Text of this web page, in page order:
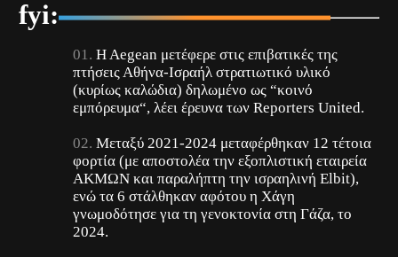
fyi:
H Aegean μετέφερε στις επιβατικές της
πτήσεις Αθήνα-Ισραήλ στρατιωτικό υλικό
(κυρίως καλώδια) δηλωμένο ως “κοινό
εμπόρευμα“, λέει έρευνα των Reporters United.
Μεταξύ 2021-2024 μεταφέρθηκαν 12 τέτοια
φορτία (με αποστολέα την εξοπλιστική εταιρεία
ΑΚΜΩΝ και παραλήπτη την ισραηλινή Elbit),
ενώ τα 6 στάλθηκαν αφότου η Χάγη
γνωμοδότησε για τη γενοκτονία στη Γάζα, το
2024.